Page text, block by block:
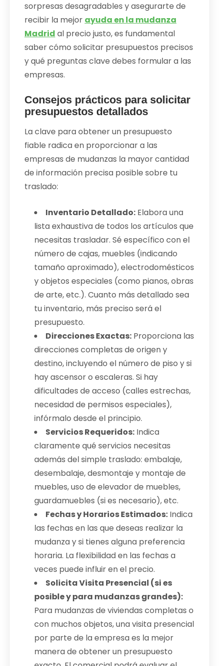
sorpresas desagradables y asegurarte de
recibir la mejor ayuda en la mudanza
Madrid al precio justo, es fundamental
saber cómo solicitar presupuestos precisos
y qué preguntas clave debes formular a las
empresas.
Consejos prácticos para solicitar
presupuestos detallados
La clave para obtener un presupuesto
fiable radica en proporcionar a las
empresas de mudanzas la mayor cantidad
de información precisa posible sobre tu
traslado:
Inventario Detallado: Elabora una
lista exhaustiva de todos los artículos que
necesitas trasladar. Sé específico con el
número de cajas, muebles (indicando
tamaño aproximado), electrodomésticos
y objetos especiales (como pianos, obras
de arte, etc.). Cuanto más detallado sea
tu inventario, más preciso será el
presupuesto.
Direcciones Exactas: Proporciona las
direcciones completas de origen y
destino, incluyendo el número de piso y si
hay ascensor o escaleras. Si hay
dificultades de acceso (calles estrechas,
necesidad de permisos especiales),
infórmalo desde el principio.
Servicios Requeridos: Indica
claramente qué servicios necesitas
además del simple traslado: embalaje,
desembalaje, desmontaje y montaje de
muebles, uso de elevador de muebles,
guardamuebles (si es necesario), etc.
Fechas y Horarios Estimados: Indica
las fechas en las que deseas realizar la
mudanza y si tienes alguna preferencia
horaria. La flexibilidad en las fechas a
veces puede influir en el precio.
Solicita Visita Presencial (si es
posible y para mudanzas grandes):
Para mudanzas de viviendas completas o
con muchos objetos, una visita presencial
por parte de la empresa es la mejor
manera de obtener un presupuesto